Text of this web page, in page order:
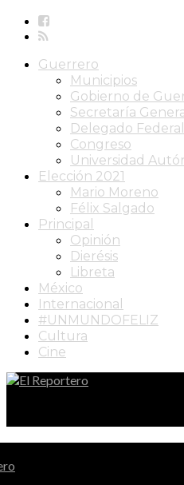
Guerrero
Municipios
Gobierno de
Secretaría
Delegado Federal
Congreso
Universidad
Elección 2021
Mario Moreno
Félix Salgado
Principal
Opinión
Dierésis
Libreta
México
Internacional
#UNMUNDOFELIZ
Cultura
Cine